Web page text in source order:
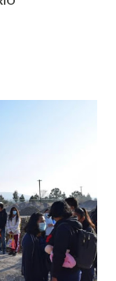
para poder
que es la
candidato
de que se le
del
elementos que
Mixteca para